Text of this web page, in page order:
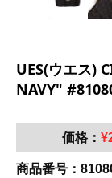
UES(ウエス)
NAVY"
価格：
商品番号：